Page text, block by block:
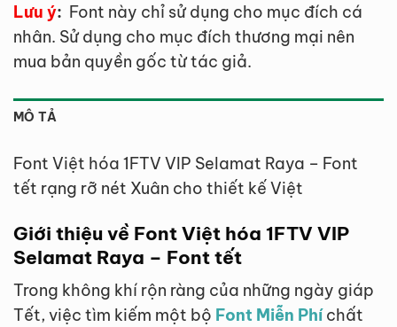
Lưu ý: Font này chỉ sử dụng cho mục đích cá
nhân. Sử dụng cho mục đích thương mại nên
mua bản quyền gốc từ tác giả.
MÔ TẢ
Font Việt hóa 1FTV VIP Selamat Raya – Font
tết rạng rỡ nét Xuân cho thiết kế Việt
Giới thiệu về Font Việt hóa 1FTV VIP
Selamat Raya – Font tết
Trong không khí rộn ràng của những ngày giáp
Tết, việc tìm kiếm một bộ Font Miễn Phíchất